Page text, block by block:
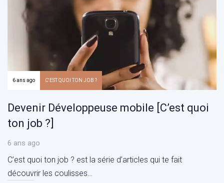
6 ans ago C'EST QUOI TON JOB ?
Devenir Développeuse mobile [C’est quoi
ton job ?]
6 ans ago
C’est quoi ton job ? est la série d’articles qui te fait
découvrir les coulisses…